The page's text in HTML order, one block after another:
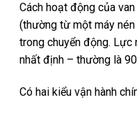
Cách hoạt động của
(thường từ một máy
trong chuyển động. Lực
nhất định – thường là
Có hai kiểu vận hành